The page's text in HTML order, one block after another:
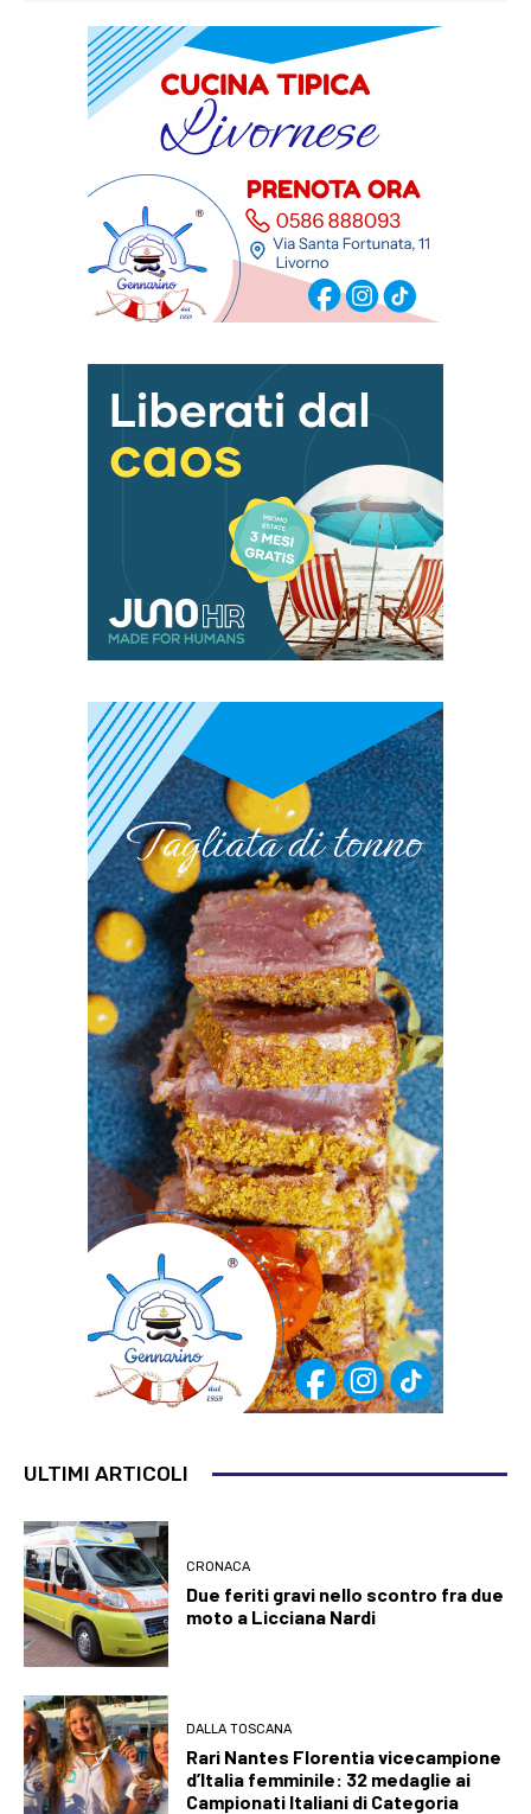
ULTIMI ARTICOLI
CRONACA
Due feriti gravi nello scontro fra due
moto a Licciana Nardi
DALLA TOSCANA
Rari Nantes Florentia vicecampione
d’Italia femminile: 32 medaglie ai
Campionati Italiani di Categoria